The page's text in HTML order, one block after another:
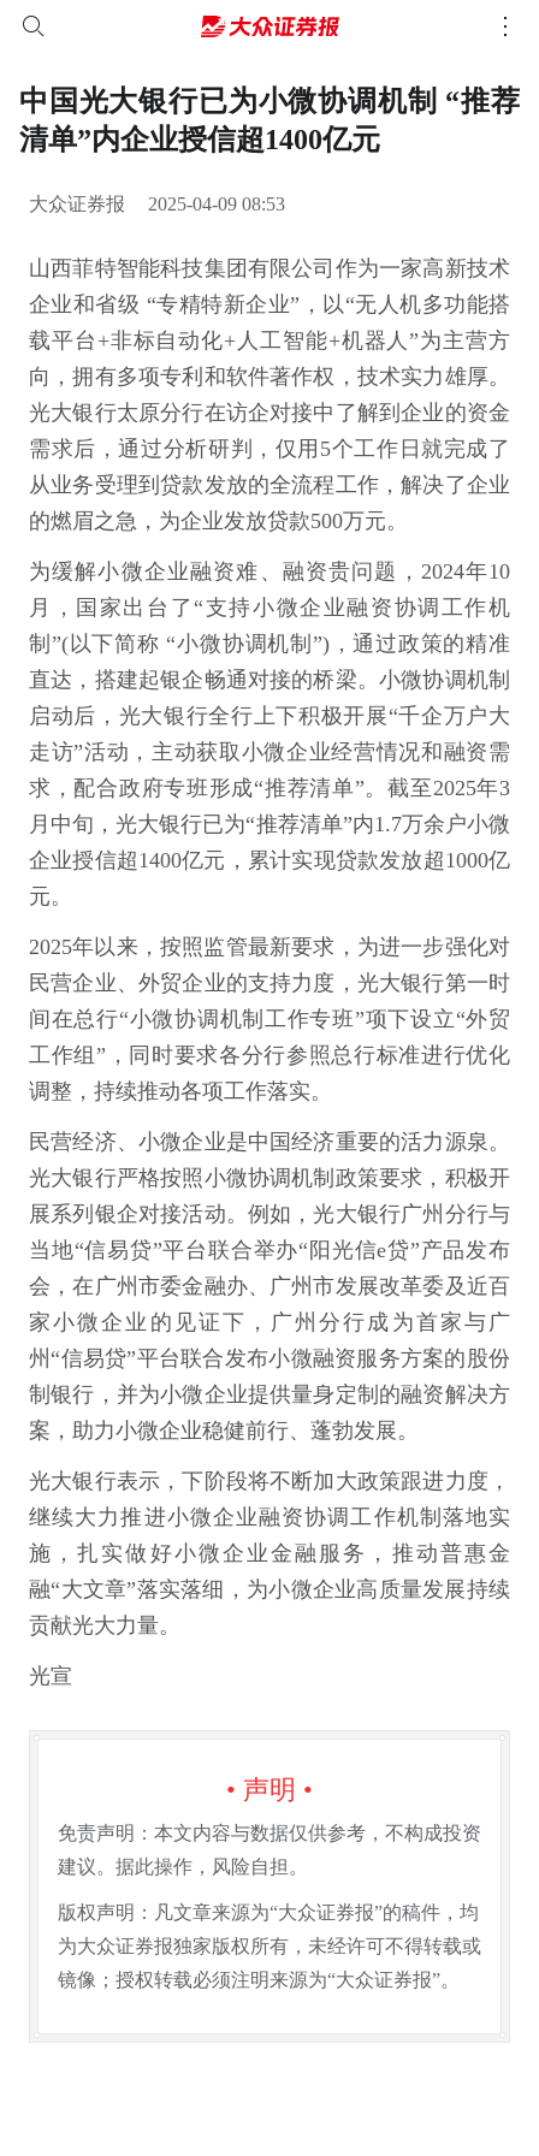
中国光大银行已为小微协调机制 “推荐
清单”内企业授信超1400亿元
大众证券报 2025-04-09 08:53
山西菲特智能科技集团有限公司作为一家高新技术
企业和省级 “专精特新企业”，以“无人机多功能搭
载平台+非标自动化+人工智能+机器人”为主营方
向，拥有多项专利和软件著作权，技术实力雄厚。
光大银行太原分行在访企对接中了解到企业的资金
需求后，通过分析研判，仅用5个工作日就完成了
从业务受理到贷款发放的全流程工作，解决了企业
的燃眉之急，为企业发放贷款500万元。
为缓解小微企业融资难、融资贵问题，2024年10
月，国家出台了“支持小微企业融资协调工作机
制”(以下简称 “小微协调机制”)，通过政策的精准
直达，搭建起银企畅通对接的桥梁。小微协调机制
启动后，光大银行全行上下积极开展“千企万户大
走访”活动，主动获取小微企业经营情况和融资需
求，配合政府专班形成“推荐清单”。截至2025年3
月中旬，光大银行已为“推荐清单”内1.7万余户小微
企业授信超1400亿元，累计实现贷款发放超1000亿
元。
2025年以来，按照监管最新要求，为进一步强化对
民营企业、外贸企业的支持力度，光大银行第一时
间在总行“小微协调机制工作专班”项下设立“外贸
工作组”，同时要求各分行参照总行标准进行优化
调整，持续推动各项工作落实。
民营经济、小微企业是中国经济重要的活力源泉。
光大银行严格按照小微协调机制政策要求，积极开
展系列银企对接活动。例如，光大银行广州分行与
当地“信易贷”平台联合举办“阳光信e贷”产品发布
会，在广州市委金融办、广州市发展改革委及近百
家小微企业的见证下，广州分行成为首家与广
州“信易贷”平台联合发布小微融资服务方案的股份
制银行，并为小微企业提供量身定制的融资解决方
案，助力小微企业稳健前行、蓬勃发展。
光大银行表示，下阶段将不断加大政策跟进力度，
继续大力推进小微企业融资协调工作机制落地实
施，扎实做好小微企业金融服务，推动普惠金
融“大文章”落实落细，为小微企业高质量发展持续
贡献光大力量。
光宣
• 声明 •
免责声明：本文内容与数据仅供参考，不构成投资
建议。据此操作，风险自担。
版权声明：凡文章来源为“大众证券报”的稿件，均
为大众证券报独家版权所有，未经许可不得转载或
镜像；授权转载必须注明来源为“大众证券报”。